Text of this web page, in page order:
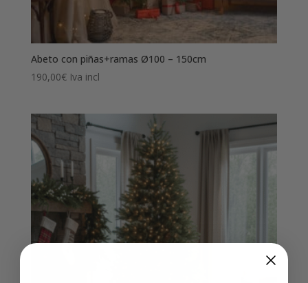
Abeto con piñas+ramas Ø100 – 150cm
190,00€ Iva incl